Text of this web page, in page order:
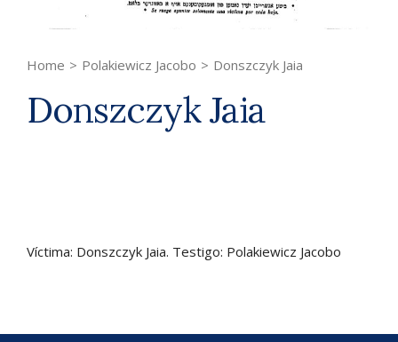
Home > Polakiewicz Jacobo > Donszczyk Jaia
Donszczyk Jaia
Víctima: Donszczyk Jaia. Testigo: Polakiewicz Jacobo